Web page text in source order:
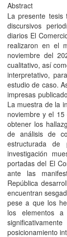
Abstract
La presente tesis
discursivos
diarios El
realizaron en el
noviembre del
cualitativo, así
interpretativo,
estudio de caso.
impresas
La muestra de la
noviembre y el
obtener los
de análisis de
estructurada
investigación
portadas del El
ante las
República
encuentran
pese a que los
los elementos
posicionamiento